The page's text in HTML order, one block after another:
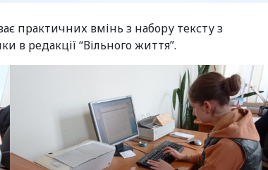
практичних вмінь з набору тексту з
в редакції “Вільного життя”.